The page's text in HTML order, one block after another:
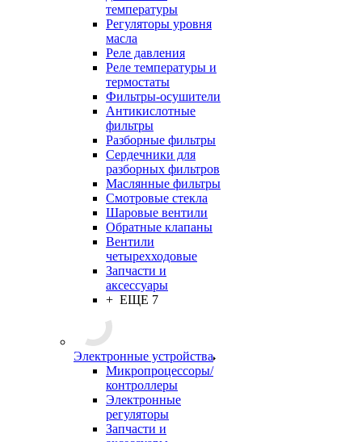
температуры
Регуляторы уровня
масла
Реле давления
Реле температуры и
термостаты
Фильтры-осушители
Антикислотные
фильтры
Разборные фильтры
Сердечники для
разборных фильтров
Маслянные фильтры
Смотровые стекла
Шаровые вентили
Обратные клапаны
Вентили
четырехходовые
Запчасти и
аксессуары
+ ЕЩЕ 7
Электронные устройства
Микропроцессоры/
контроллеры
Электронные
регуляторы
Запчасти и